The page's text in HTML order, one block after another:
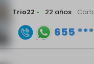
Trio22 • 22 años
655